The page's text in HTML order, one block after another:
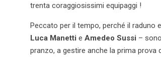
trenta coraggiosissimi equipaggi !
Peccato per il tempo, perché il raduno
Luca Manetti e Amedeo Sussi –
pranzo, a gestire anche la prima prova